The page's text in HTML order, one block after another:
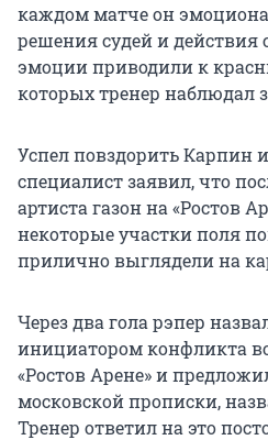
каждом матче он
решения судей и действия
эмоции приводили к
которых тренер наблюдал
Успел повздорить Карпин и
специалист заявил, что
артиста газон на «Ростов
некоторые участки поля
прилично выглядели на
Через два гола рэпер
инициатором конфликта
«Ростов Арене» и
московской прописки,
Тренер ответил на это